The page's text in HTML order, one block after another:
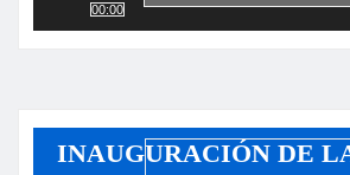
00:00
INAUGURACIÓN DE